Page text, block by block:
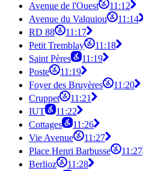
Avenue de l'Ouest
11:12
Avenue du Valquiou
11:14
RD 88
11:17
Petit Tremblay
11:18
Saint Pères
11:19
Poste
11:19
Foyer des Bruyères
11:20
Cruppet
11:21
IUT
11:22
Cottages
11:26
Vie Avenue
11:27
Place Henri Barbusse
11:27
Berlioz
11:28